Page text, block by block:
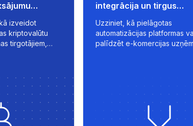
izveidot
kriptovalūtu
tirgotājiem,
integrācija un tirgus
sinhronizācija e-
attīstībai
Uzziniet, kā pielāgotas
automatizācijas platformas
palīdzēt e-komercijas